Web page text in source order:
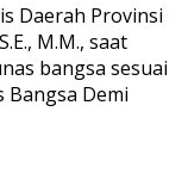
Daerah Provinsi
M.M., saat
bangsa sesuai
Bangsa Demi